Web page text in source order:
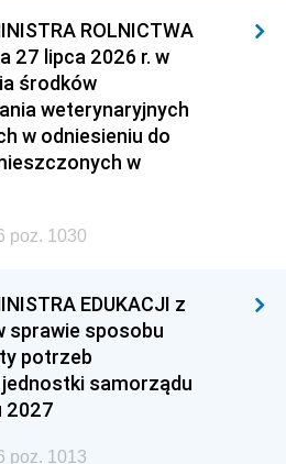
ROLNICTWA
27 lipca 2026 r. w
środków
weterynaryjnych
w odniesieniu do
w
poz. 1030
EDUKACJI z
sprawie sposobu
potrzeb
samorządu
2027
poz. 1013